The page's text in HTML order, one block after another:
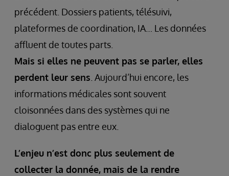
précédent. Dossiers patients, télésuivi,
plateformes de coordination, IA… Les données
affluent de toutes parts.
Mais si elles ne peuvent pas se parler, elles
perdent leur sens . Aujourd’hui encore, les
informations médicales sont souvent
cloisonnées dans des systèmes qui ne
dialoguent pas entre eux.
L’enjeu n’est donc plus seulement de
collecter la donnée, mais de la rendre